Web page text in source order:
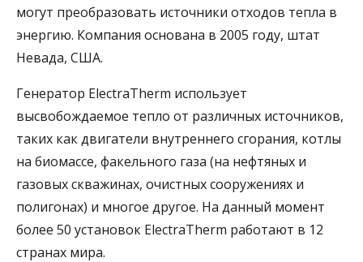
могут преобразовать источники отходов тепла в
энергию. Компания основана в 2005 году, штат
Невада, США.
Генератор ElectraTherm использует
высвобождаемое тепло от различных источников,
таких как двигатели внутреннего сгорания, котлы
на биомассе, факельного газа (на нефтяных и
газовых скважинах, очистных сооружениях и
полигонах) и многое другое. На данный момент
более 50 установок ElectraTherm работают в 12
странах мира.